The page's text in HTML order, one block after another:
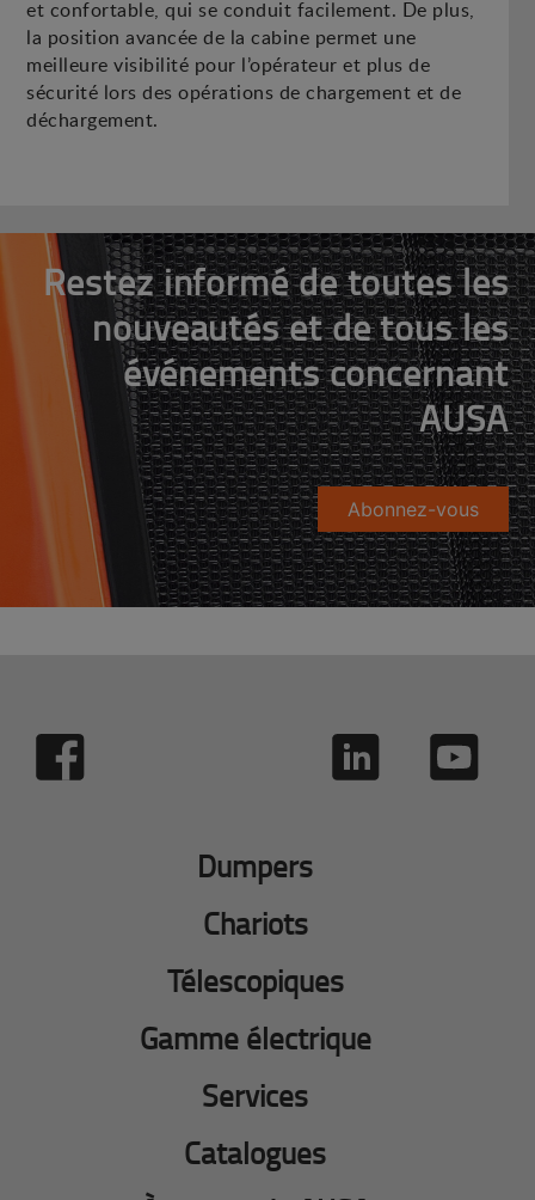
et confortable, qui se conduit facilement. De plus,
la position avancée de la cabine permet une
meilleure visibilité pour l’opérateur et plus de
sécurité lors des opérations de chargement et de
déchargement.
Restez informé de toutes les
nouveautés et de tous les
événements concernant
AUSA
Abonnez-vous
Dumpers
Chariots
Télescopiques
Gamme électrique
Services
Catalogues